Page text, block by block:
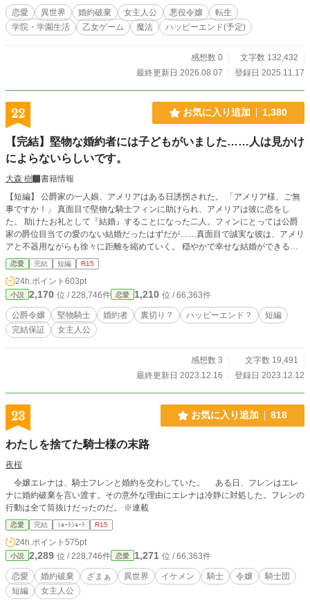
「やられたらやり返すのが基本よね？ ルシアにしたこと、百倍にして返してあ
げるわ」 姉を救いたい妹と、妹のことが大好きな姉。判別不能な双子皇女の学
院ファンタジー！
恋愛 異世界 婚約破棄 女主人公 悪役令嬢
転生
学院・学園生活
乙女ゲーム 魔法 ハッピーエンド(予定)
感想数 0
文字数 132,432
最終更新日 2026.08.07
登録日 2025.11.17
22 お気に入り追加 1,380
【完結】堅物な婚約者には子どもがいました……人は見かけ
によらないらしいです。
大森 樹
書籍情報
【短編】 公爵家の一人娘、アメリアはある日誘拐された。 「アメリア様、ご無
事ですか！」 真面目で堅物な騎士フィンに助けられ、アメリアは彼に恋をし
た。 助けたお礼として『結婚』することになった二人。フィンにとっては公爵
家の爵位目当ての愛のない結婚だったはずだが……真面目で誠実な彼は、アメリ
アと不器用ながらも徐々に距離を縮めていく。 穏やかで幸せな結婚ができると
思っていたのに、フィンの前の彼女が現れて『あの人の子どもがいます』と言っ
てきた。嘘だと思いきや、その子は本当に彼そっくりで…… あの堅物婚約者
に、まさか子どもがいるなんて。人は見かけによらないらしい。 ★アメリアと
フィンは結婚するのか、しないのか……二人の恋の行方をお楽しみください。
恋愛 完結 短編 R15
24h.ポイント 603pt
小説 2,170 位 / 228,746件 恋愛 1,210 位 / 66,363件
公爵令嬢 堅物騎士 婚約者 裏切り？ ハッピーエンド？
短編
完結保証
女主人公
感想数 3
文字数 19,491
最終更新日 2023.12.16
登録日 2023.12.12
23 お気に入り追加 818
わたしを捨てた騎士様の末路
夜桜
令嬢エレナは、騎士フレンと婚約を交わしていた。 ある日、フレンはエレ
ナに婚約破棄を言い渡す。その意外な理由にエレナは冷静に対処した。フレンの
行動は全て筒抜けだったのだ。 ※連載
恋愛 完結 ｼｮｰﾄｼｮｰﾄ R15
24h.ポイント 575pt
小説 2,289 位 / 228,746件 恋愛 1,271 位 / 66,363件
恋愛 婚約破棄 ざまぁ 異世界 イケメン 騎士 令嬢
騎士団
短編
女主人公